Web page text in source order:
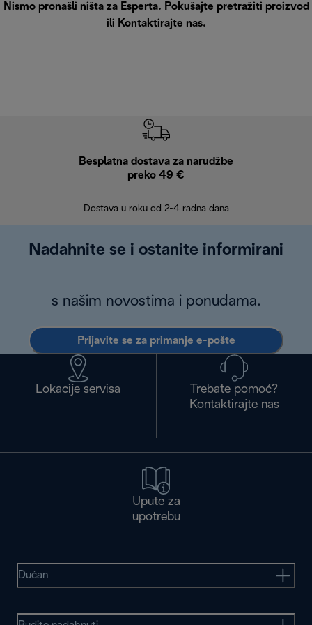
Nismo pronašli ništa za Esperta. Pokušajte pretražiti proizvod
ili Kontaktirajte nas.
Besplatna dostava za narudžbe
preko 49 €
Dostava u roku od 2-4 radna dana
Nadahnite se i ostanite informirani
s našim novostima i ponudama.
Prijavite se za primanje e-pošte
Lokacije servisa
Trebate pomoć?
Kontaktirajte nas
Upute za
upotrebu
Dućan